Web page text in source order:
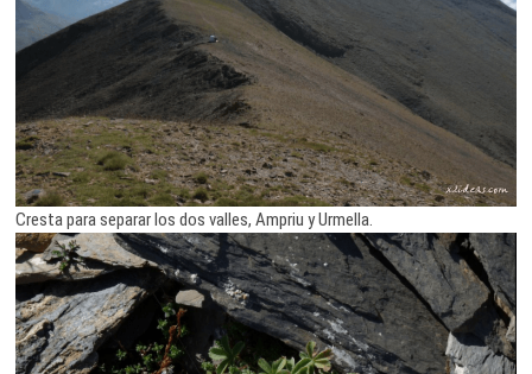
Cresta para separar los dos valles, Ampriu y Urmella.